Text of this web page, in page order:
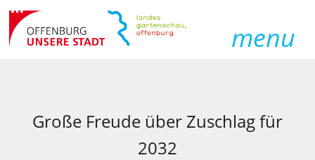
menu
Große Freude über Zuschlag für
2032